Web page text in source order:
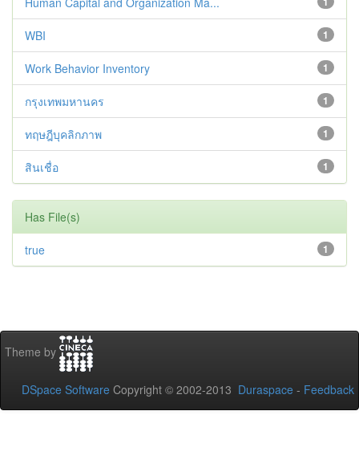
1
WBI
1
Work Behavior Inventory
1
กรุงเทพมหานคร
1
ทฤษฎีบุคลิกภาพ
1
สินเชื่อ
Has File(s)
1
true
Theme by
DSpace Software Copyright © 2002-2013 Duraspace - Feedback